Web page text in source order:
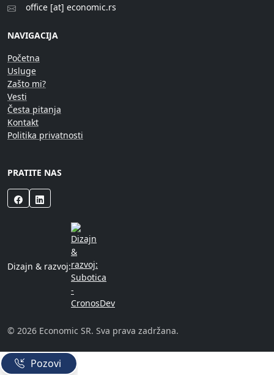
office [at] economic.rs
NAVIGACIJA
Početna
Usluge
Zašto mi?
Vesti
Česta pitanja
Kontakt
Politika privatnosti
PRATITE NAS
Dizajn & razvoj:
© 2026 Economic SR. Sva prava zadržana.
Pozovi